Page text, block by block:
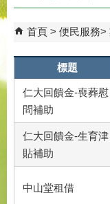
首頁 便民服務
標題
仁大回饋金-喪葬慰
問補助
仁大回饋金-生育津
貼補助
中山堂租借